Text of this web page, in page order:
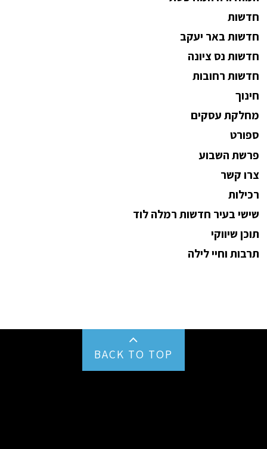
חדשות
חדשות באר יעקב
חדשות נס ציונה
חדשות רחובות
חינוך
מחלקת עסקים
ספורט
פרשת השבוע
צרו קשר
רכילות
שישי בעיר חדשות רמלה לוד
תוכן שיווקי
תרבות וחיי לילה
BACK TO TOP